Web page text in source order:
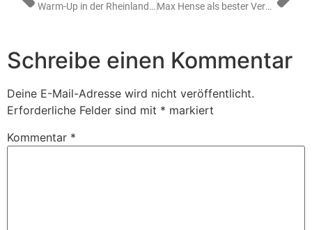
Warm-Up in der Rheinlandhalle für die Pinguine-Fans Max Hense als bester Verteidiger ausgezeichnet
Schreibe einen Kommentar
Deine E-Mail-Adresse wird nicht veröffentlicht.
Erforderliche Felder sind mit * markiert
Kommentar *